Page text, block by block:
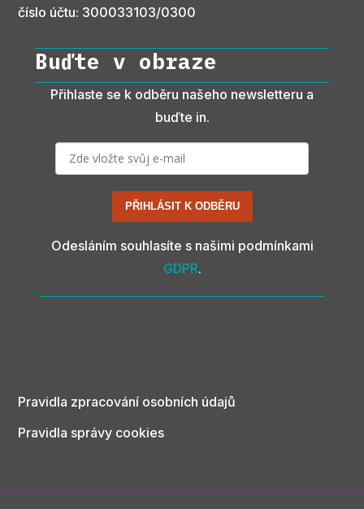
číslo účtu: 300033103/0300
Buďte v obraze
Přihlaste se k odběru našeho newsletteru a
buďte in.
PŘIHLÁSIT K ODBĚRU
Odesláním souhlasíte s našimi podmínkami
GDPR.
Pravidla zpracování osobních údajů
Pravidla správy cookies